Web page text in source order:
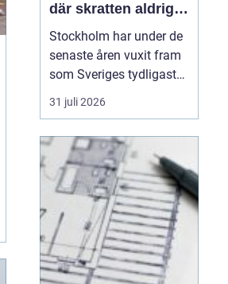
där skratten aldrig
tar paus
Stockholm har under de
senaste åren vuxit fram
som Sveriges tydligaste
nav för livehumor.
Många förknippar
teater och museum, men
den som tittar närmare
upptäcker snabbt en
standup-scen som
bubbla...
31 juli 2026